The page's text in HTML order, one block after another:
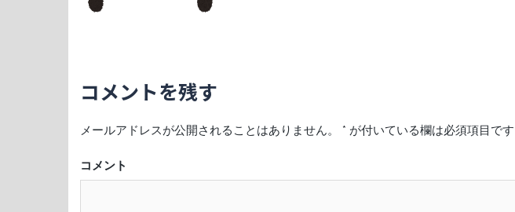
コメントを残す
メールアドレスが公開されることはありません。 * が付いている欄は必須項目です
コメント